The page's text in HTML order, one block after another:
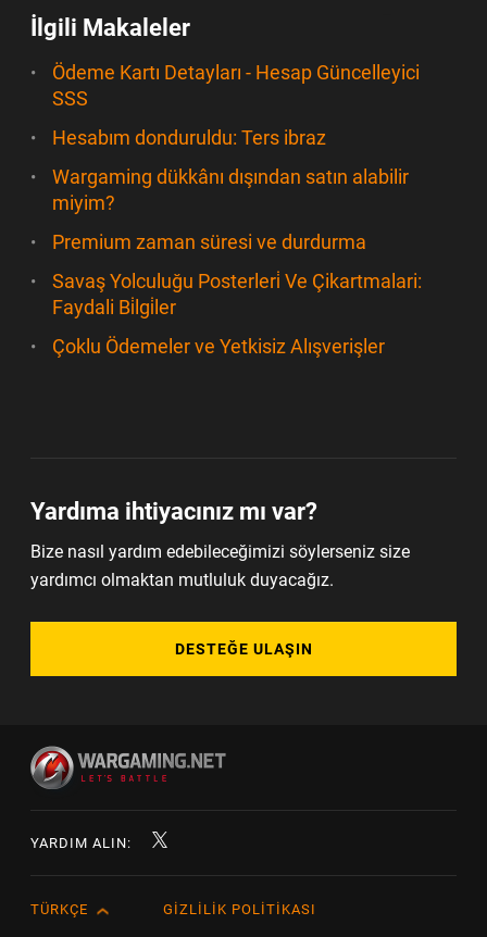
İlgili Makaleler
Ödeme Kartı Detayları - Hesap Güncelleyici
SSS
Hesabım donduruldu: Ters ibraz
Wargaming dükkânı dışından satın alabilir
miyim?
Premium zaman süresi ve durdurma
Savaş Yolculuğu Posterleri̇ Ve Çikartmalari:
Faydali Bi̇lgi̇ler
Çoklu Ödemeler ve Yetkisiz Alışverişler
Yardıma ihtiyacınız mı var?
Bize nasıl yardım edebileceğimizi söylerseniz size
yardımcı olmaktan mutluluk duyacağız.
DESTEĞE ULAŞIN
YARDIM ALIN:
English
TÜRKÇE GIZLILIK POLITIKASI